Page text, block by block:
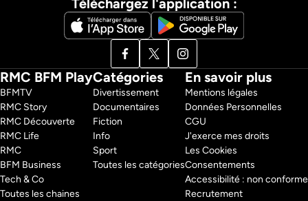
RMC BFM Play
BFMTV
RMC Story
RMC Découverte
RMC Life
RMC
BFM Business
Tech & Co
Toutes les chaines
Catégories
Divertissement
Documentaires
Fiction
Info
Sport
Toutes les catégories
En savoir plus
Mentions légales
Données Personnelles
CGU
J'exerce mes droits
Les Cookies
Consentements
Accessibilité : non conforme
Recrutement